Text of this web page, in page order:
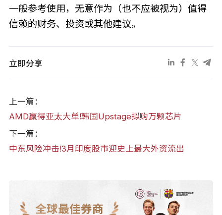
一般参考使用，无意作为（也不应被视为）值得
信赖的财务、投资或其他建议。
立即分享
上一篇：
AMD赢得亚太大单!韩国Upstage拟购万颗芯片
下一篇：
中东风险冲击!3月印度股市迎史上最大外资流出
全球最佳券商